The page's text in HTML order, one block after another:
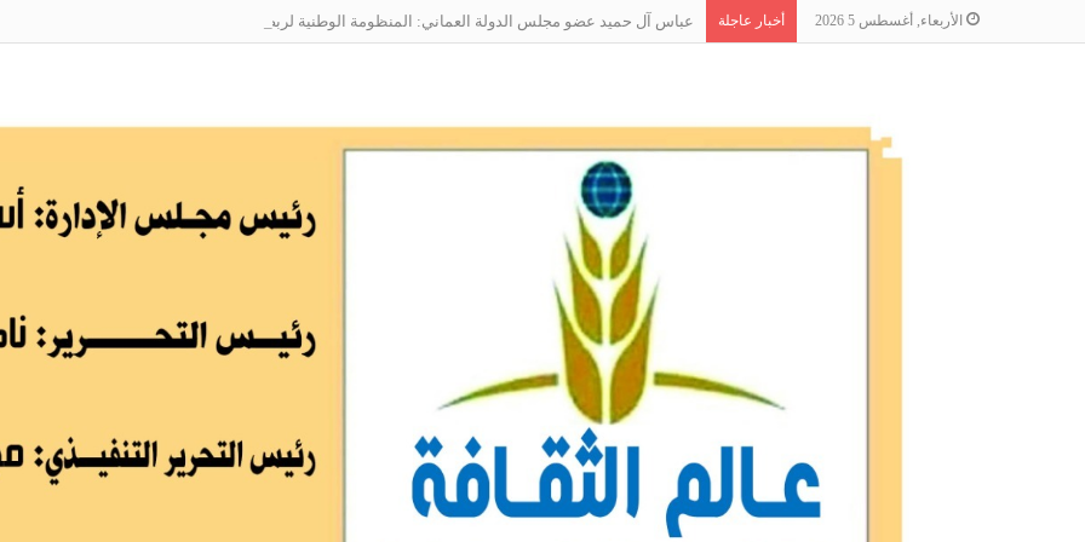
الأربعاء, أغسطس 5 2026 أخبار عاجلة عباس آل حميد عضو مجلس الدولة العماني: المنظومة الوطنية لربط التوظيف بالمهارات تعالج البطالة من